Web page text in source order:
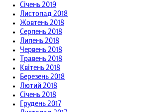
Січень 2019
Листопад 2018
Жовтень 2018
Серпень 2018
Липень 2018
Червень 2018
Травень 2018
Квітень 2018
Березень 2018
Лютий 2018
Січень 2018
Грудень 2017